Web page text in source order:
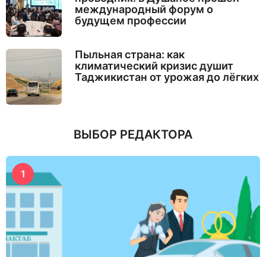
международный форум о
будущем профессии
Пыльная страна: как
климатический кризис душит
Таджикистан от урожая до лёгких
ВЫБОР РЕДАКТОРА
1